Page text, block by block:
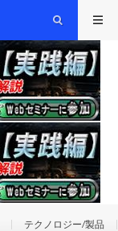
テクノロジー/製品